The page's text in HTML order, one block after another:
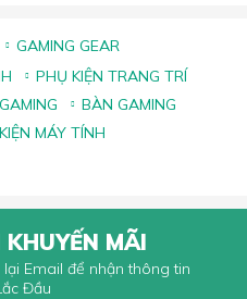
GAMING GEAR
PHỤ KIỆN TRANG TRÍ
BÀN GAMING
MÁY TÍNH
MÃI
Email để nhận thông tin
Đầu